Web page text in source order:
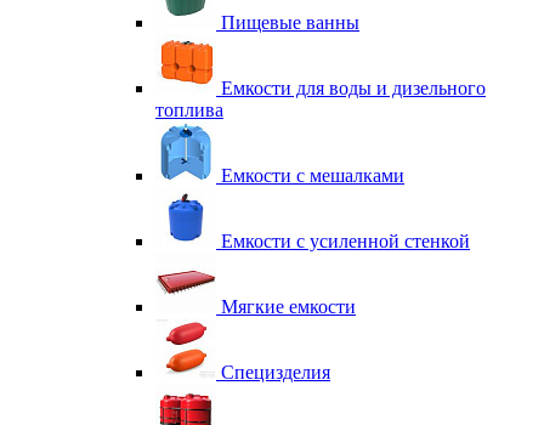
Пищевые ванны
Емкости для воды и дизельного
топлива
Емкости с мешалками
Емкости с усиленной стенкой
Мягкие емкости
Специзделия